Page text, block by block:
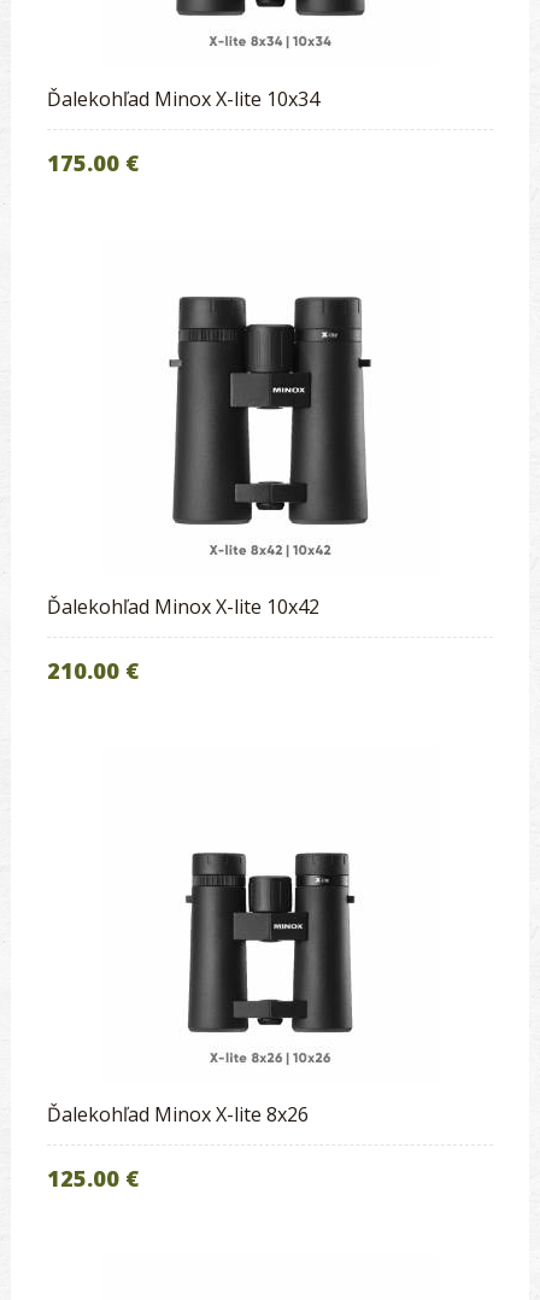
Ďalekohľad Minox X-lite 10x34
175.00 €
Ďalekohľad Minox X-lite 10x42
210.00 €
Ďalekohľad Minox X-lite 8x26
125.00 €